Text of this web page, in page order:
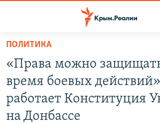
Вернуться
основному
содержанию
Вернутся
главной
СПЕЦПРОЕКТЫ
ГРУЗ 200
КАРТА ВОЕННЫХ ОБЪЕКТОВ КРЫМА
ВОДА
ИСТОРИЯ
ПОЛИТИКА
«Права можно
время боевых
работает Конституция
на Донбассе